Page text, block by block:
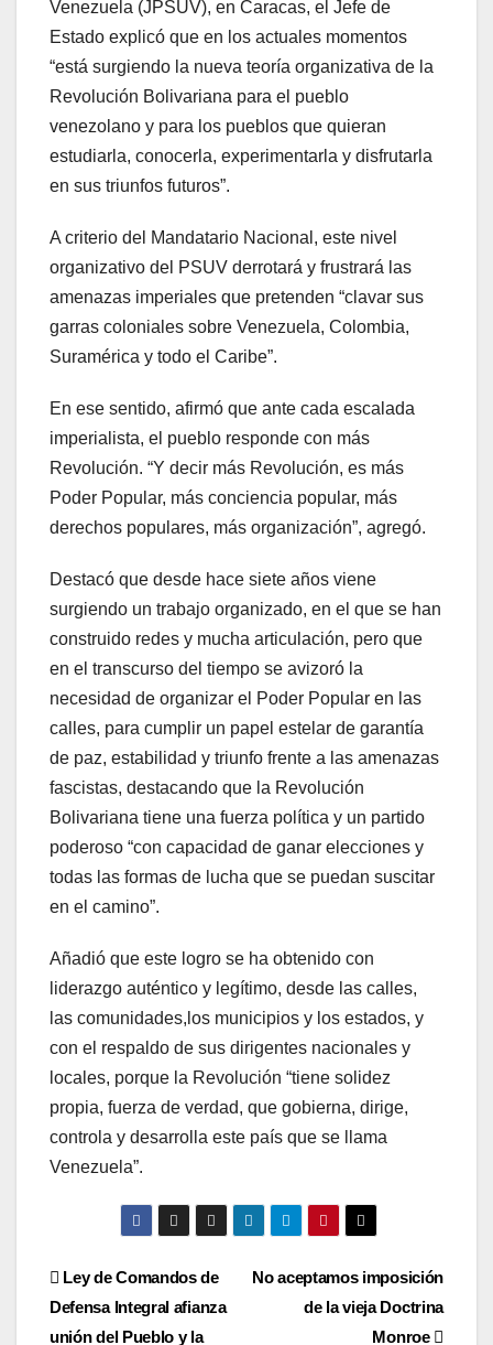
Venezuela (JPSUV), en Caracas, el Jefe de
Estado explicó que en los actuales momentos
“está surgiendo la nueva teoría organizativa de la
Revolución Bolivariana para el pueblo
venezolano y para los pueblos que quieran
estudiarla, conocerla, experimentarla y disfrutarla
en sus triunfos futuros”.
A criterio del Mandatario Nacional, este nivel
organizativo del PSUV derrotará y frustrará las
amenazas imperiales que pretenden “clavar sus
garras coloniales sobre Venezuela, Colombia,
Suramérica y todo el Caribe”.
En ese sentido, afirmó que ante cada escalada
imperialista, el pueblo responde con más
Revolución. “Y decir más Revolución, es más
Poder Popular, más conciencia popular, más
derechos populares, más organización”, agregó.
Destacó que desde hace siete años viene
surgiendo un trabajo organizado, en el que se han
construido redes y mucha articulación, pero que
en el transcurso del tiempo se avizoró la
necesidad de organizar el Poder Popular en las
calles, para cumplir un papel estelar de garantía
de paz, estabilidad y triunfo frente a las amenazas
fascistas, destacando que la Revolución
Bolivariana tiene una fuerza política y un partido
poderoso “con capacidad de ganar elecciones y
todas las formas de lucha que se puedan suscitar
en el camino”.
Añadió que este logro se ha obtenido con
liderazgo auténtico y legítimo, desde las calles,
las comunidades,los municipios y los estados, y
con el respaldo de sus dirigentes nacionales y
locales, porque la Revolución “tiene solidez
propia, fuerza de verdad, que gobierna, dirige,
controla y desarrolla este país que se llama
Venezuela”.
Navegación
de
No aceptamos imposición
de la vieja Doctrina
Monroe
Ley de Comandos de
Defensa Integral afianza
unión del Pueblo y la